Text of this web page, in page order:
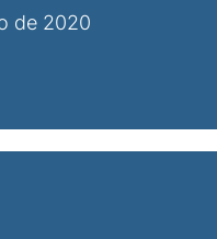
de 2020